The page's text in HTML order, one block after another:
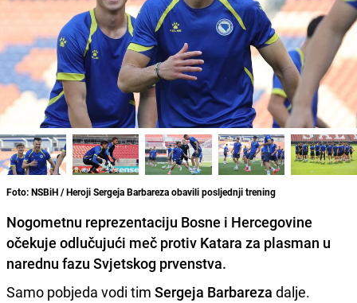
Foto: NSBiH / Heroji Sergeja Barbareza obavili posljednji trening
Nogometnu reprezentaciju Bosne i Hercegovine
očekuje odlučujući meč protiv Katara za plasman u
narednu fazu Svjetskog prvenstva.
Samo pobjeda vodi tim Sergeja Barbareza dalje.